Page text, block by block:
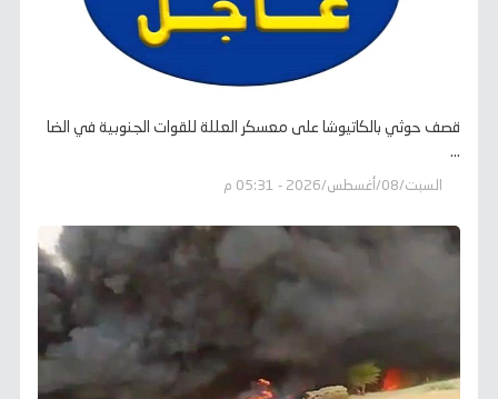
قصف حوثي بالكاتيوشا على معسكر العللة للقوات الجنوبية في الضا
...
السبت/08/أغسطس/2026 - 05:31 م